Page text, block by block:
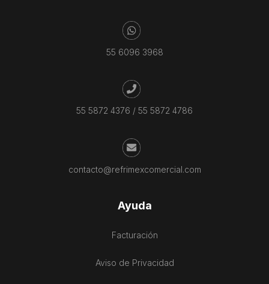
55 6096 3968
55 5872 4376 / 55 5872 4786
contacto@refrimexcomercial.com
Ayuda
Facturación
Aviso de Privacidad